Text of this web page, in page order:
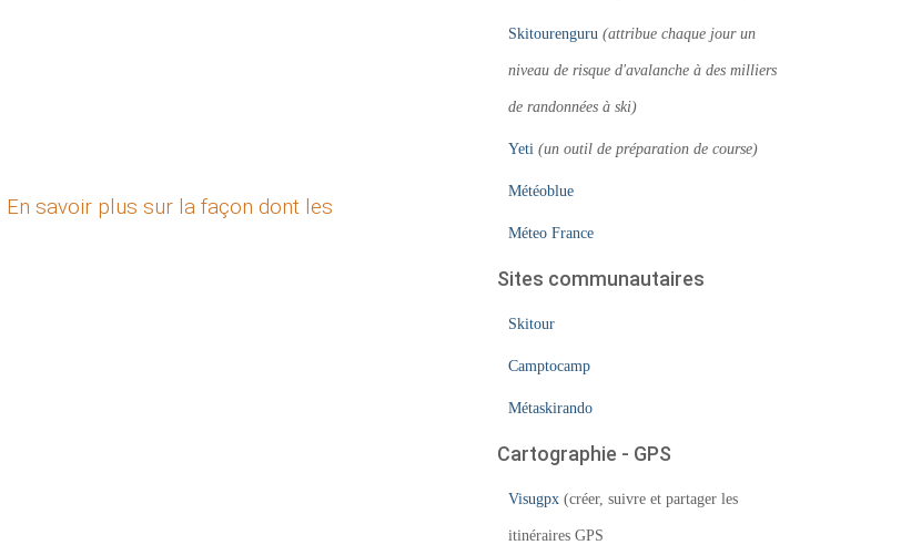
En savoir plus sur la façon dont les
Skitourenguru (attribue chaque jour un
niveau de risque d'avalanche à des milliers
de randonnées à ski)
Yeti (un outil de préparation de course)
Météoblue
Méteo France
Sites communautaires
Skitour
Camptocamp
Métaskirando
Cartographie - GPS
Visugpx(créer, suivre et partager les
itinéraires GPS